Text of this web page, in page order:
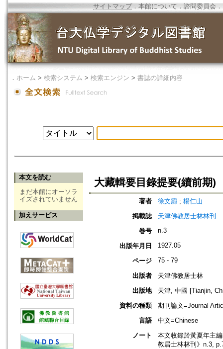
サイトマップ．本館について ． 諮問委員会 ．
． ホーム > 検索システム > 検索エンジン > 書誌の詳細内容
本文を読む
まだ本館にオーソラ
イズされていません
加えサービス
大藏輯要目錄提要(續前期)
著者 徐文霨 ; 楊仁山
掲載誌
天津佛教居士林林刊
巻号
n.3
出版年月日 1927.05
ページ 75 - 79
出版者
天津佛教居士林
出版地
天津, 中國 [Tianjin,
資料の種類
期刊論文=Journal
言語
中文=Chinese
ノート
本文收錄於黃夏年主
教居士林林刊》n.3,